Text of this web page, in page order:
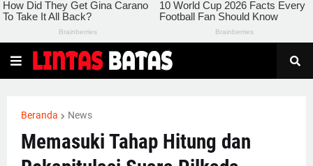
Beranda News
Memasuki Tahap Hitung dan